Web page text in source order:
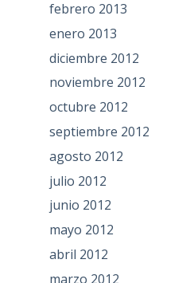
febrero 2013
enero 2013
diciembre 2012
noviembre 2012
octubre 2012
septiembre 2012
agosto 2012
julio 2012
junio 2012
mayo 2012
abril 2012
marzo 2012